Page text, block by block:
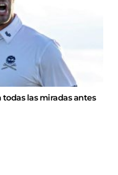
las miradas antes